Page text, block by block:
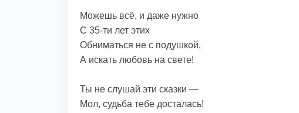
Можешь всё, и даже нужно
С 35-ти лет этих
Обниматься не с подушкой,
А искать любовь на свете!
Ты не слушай эти сказки —
Мол, судьба тебе досталась!